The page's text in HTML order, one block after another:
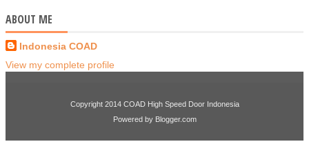
ABOUT ME
Indonesia COAD
View my complete profile
Copyright 2014 COAD High Speed Door Indonesia
Powered by Blogger.com